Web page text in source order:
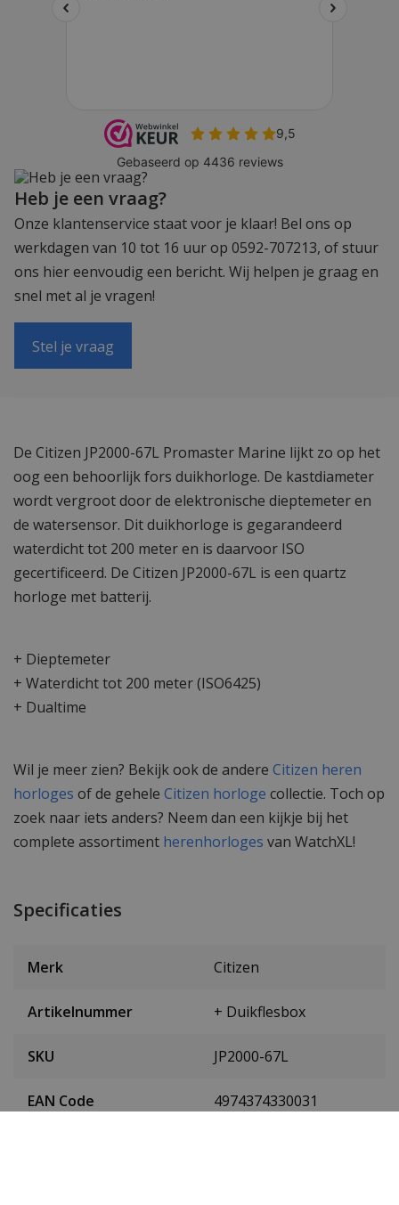
Heb je een vraag?
Onze klantenservice staat voor je klaar! Bel ons op
werkdagen van 10 tot 16 uur op 0592-707213, of stuur
ons hier eenvoudig een bericht. Wij helpen je graag en
snel met al je vragen!
Stel je vraag
De Citizen JP2000-67L Promaster Marine lijkt zo op het
oog een behoorlijk fors duikhorloge. De kastdiameter
wordt vergroot door de elektronische dieptemeter en
de watersensor. Dit duikhorloge is gegarandeerd
waterdicht tot 200 meter en is daarvoor ISO
gecertificeerd. De Citizen JP2000-67L is een quartz
horloge met batterij.
+ Dieptemeter
+ Waterdicht tot 200 meter (ISO6425)
+ Dualtime
Wil je meer zien? Bekijk ook de andere Citizen heren
horloges of de gehele Citizen horloge collectie. Toch op
zoek naar iets anders? Neem dan een kijkje bij het
complete assortiment herenhorloges van WatchXL!
Specificaties
Merk Citizen
Artikelnummer + Duikflesbox
SKU JP2000-67L
EAN Code 4974374330031